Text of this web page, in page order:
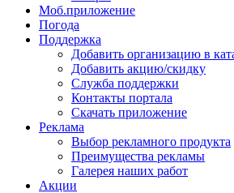
Моб.приложение
Погода
Поддержка
Добавить организацию в
Добавить акцию/скидку
Служба поддержки
Контакты портала
Скачать приложение
Реклама
Выбор рекламного продукта
Преимущества рекламы
Галерея наших работ
Акции